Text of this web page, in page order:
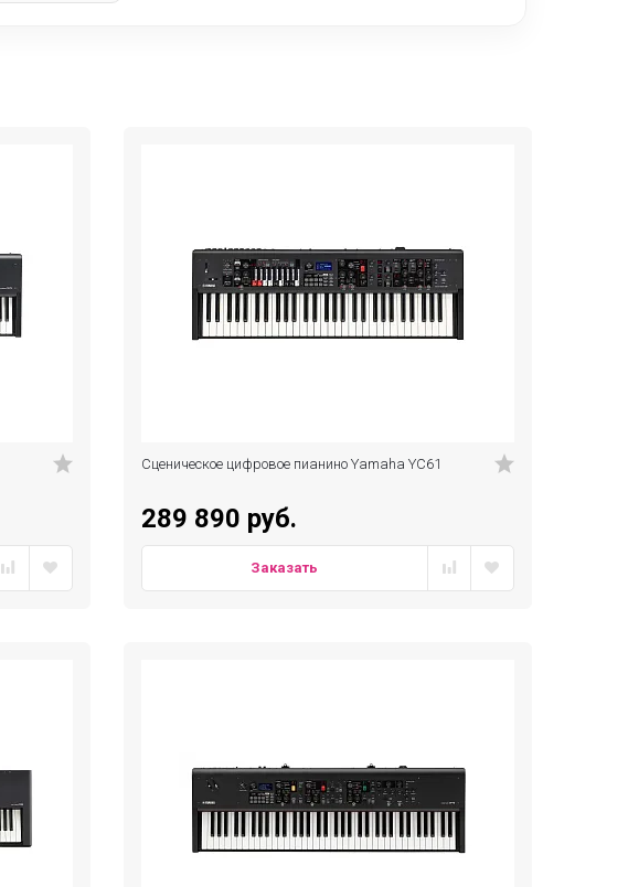
Сценическое цифровое пианино Yamaha YC61
289 890 руб.
Заказать